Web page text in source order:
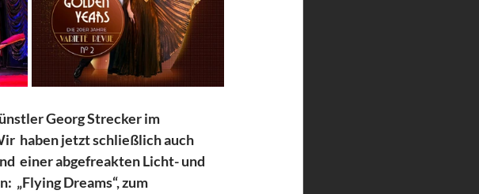
Georg Strecker im
haben jetzt schließlich auch
einer abgefreakten Licht- und
„Flying Dreams“, zum